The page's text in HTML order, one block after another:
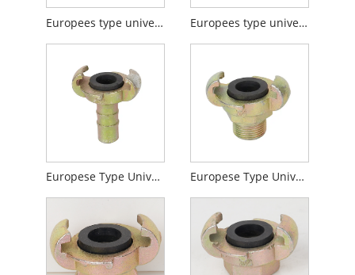
Europees type universeel koppelingsslanguiteinde Europees type universeel koppelingsslanguiteinde met kraag
Europese Type Universele Koppeling Slang Einde Zonder Colalr Europese Type Universele Koppeling Buitendraad